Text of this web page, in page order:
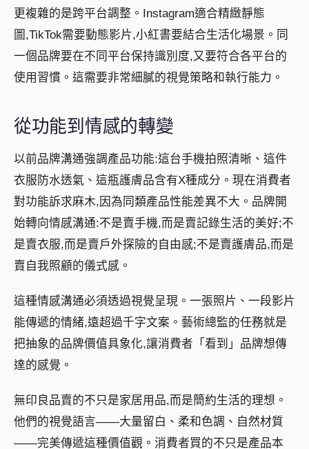
更複雜的是跨平台調整。Instagram適合精緻靜態
圖,TikTok需要動態影片,小紅書要結合生活化場景。同
一個品牌要在不同平台保持識別度,又要符合各平台的
使用習慣。這需要非常細膩的視覺策略和執行能力。
從功能到情感的轉變
以前品牌溝通強調產品功能:這台手機拍照清晰、這件
衣服防水透氣、這瓶護膚品含有X種成分。現在消費者
對功能訴求麻木,因為同類產品性能差異不大。品牌開
始轉向情感溝通:不是賣手機,而是賣記錄生活的美好;不
是賣衣服,而是賣戶外探險的自由感;不是賣護膚品,而是
賣自我照顧的儀式感。
這種情感溝通必須透過視覺呈現。一張照片、一段影片
能傳遞的情緒,遠超過千字文案。藝術總監的任務就是
把抽象的品牌價值具象化,讓消費者「看到」品牌想傳
達的感覺。
無印良品賣的不只是家居用品,而是簡約生活的理想。
他們的視覺語言——大量留白、柔和色調、自然材質
——完美傳遞這種價值觀。消費者買的不只是產品本